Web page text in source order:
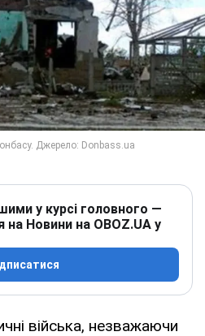
у курсі головного —
на Новини на OBOZ.UA у
війська, незважаючи